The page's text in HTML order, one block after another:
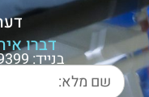
דברו
בנייד: 050-3699399 או כיתבו לנו